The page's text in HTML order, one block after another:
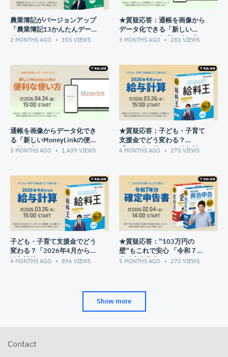
38:38
①マイナンバーと利用者識別番号の確認
39:16
②記載内容の確認
41:24
③電子申告用ファイルの出力
43:17
Q2.給与所得の源泉徴収票はどこから入力すればよいですか？
45:14
Q3.ふるさと納税はどこから入力すればよいですか？
47:24
Q4.配偶者を登録しても配偶者控除が計算されません
48:37
Q5.定額減税の設定は何をすればよいですか？
51:49
困ったときに役立つＱ＆Ａのご紹介
農業簿記がバージョンアップ
「農業簿記13かんたんデータ
移行」
2 MONTHS AGO 355 VIEWS
★質疑応答：通帳を画像から
データ化できる「新しい
MoneyLinkの便利な使い方」
3 MONTHS AGO 281 VIEWS
通帳を画像からデータ化でき
る「新しいMoneyLinkの便利
な使い方」
3 MONTHS AGO 1,439 VIEWS
★質疑応答：子ども・子育て
支援金でどう変わる？
「2026年4月からの給与計
4 MONTHS AGO 275 VIEWS
子ども・子育て支援金でどう
変わる？「2026年4月からの
給与計算」
4 MONTHS AGO 896 VIEWS
★質疑応答：”103万円の
壁”もこれで安心 「令和７年
分確定申告書」
5 MONTHS AGO 270 VIEWS
Show more
Contact